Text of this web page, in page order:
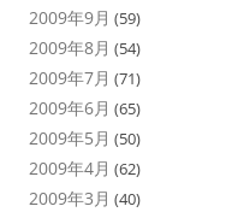
2009年9月 (59)
2009年8月 (54)
2009年7月 (71)
2009年6月 (65)
2009年5月 (50)
2009年4月 (62)
2009年3月 (40)